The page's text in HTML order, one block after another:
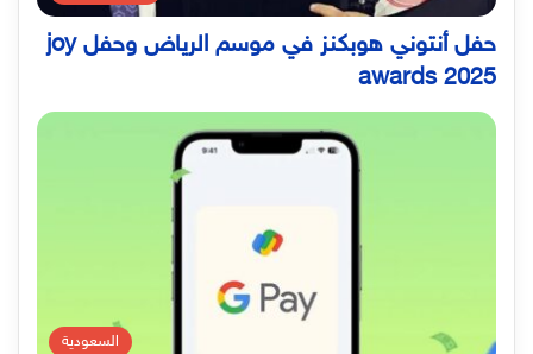
حفل أنتوني هوبكنز في موسم الرياض وحفل joy
awards 2025
السعودية